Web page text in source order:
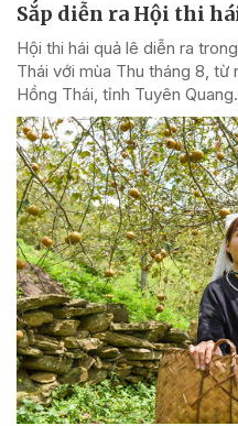
Sắp diễn ra Hội thi
Hội thi hái quả lê diễn ra
Thái với mùa Thu tháng 8,
Hồng Thái, tỉnh Tuyên Quang.